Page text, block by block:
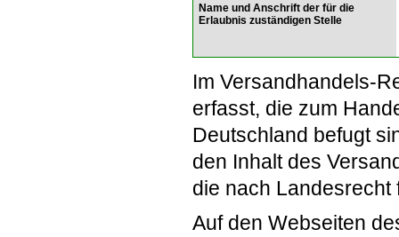
Name und Anschrift der für die
Erlaubnis zuständigen Stelle
Im Versandhandels-
erfasst, die zum
Deutschland befugt
den Inhalt des
die nach Landesrecht
Auf den Webseiten